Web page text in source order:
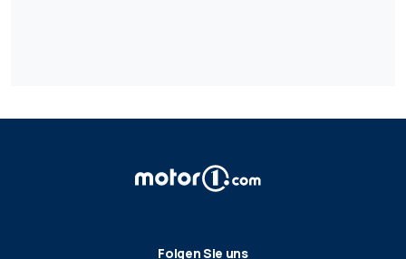
Folgen Sie uns